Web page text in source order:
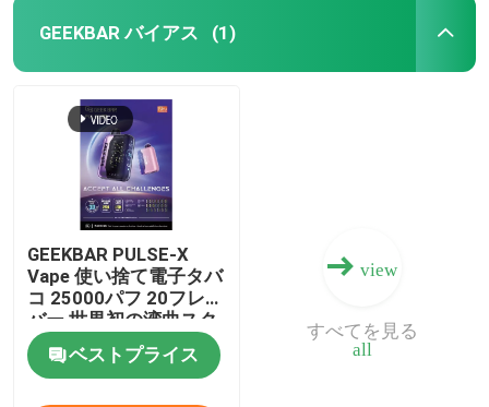
GEEKBAR バイアス (1)
GEEKBAR PULSE-X
Vape 使い捨て電子タバ
コ 25000パフ 20フレー
バー 世界初の湾曲スク
リーン
ベストプライス
view
all
すべてを見る